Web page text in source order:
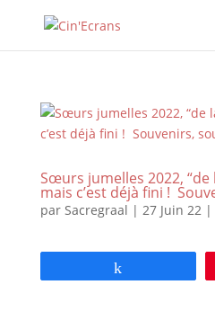
Sœurs jumelles 2022, “de
mais c’est déjà fini !
par Sacregraal | 27 Juin 22|